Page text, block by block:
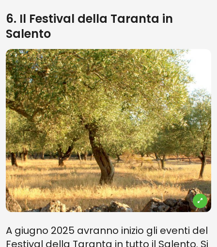
6. Il Festival della Taranta in
Salento
A giugno 2025 avranno inizio gli eventi del
Festival della Taranta in tutto il Salento. Si